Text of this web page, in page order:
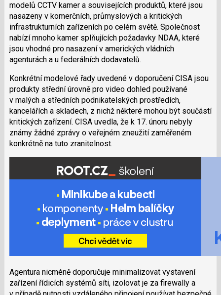
modelů CCTV kamer a souvisejících produktů, které jsou
nasazeny v komerčních, průmyslových a kritických
infrastrukturních zařízeních po celém světě. Společnost
nabízí mnoho kamer splňujících požadavky NDAA, které
jsou vhodné pro nasazení v amerických vládních
agenturách a u federálních dodavatelů.
Konkrétní modelové řady uvedené v doporučení CISA jsou
produkty střední úrovně pro video dohled používané
v malých a středních podnikatelských prostředích,
kancelářích a skladech, z nichž některé mohou být součástí
kritických zařízení. CISA uvedla, že k 17. únoru nebyly
známy žádné zprávy o veřejném zneužití zaměřeném
konkrétně na tuto zranitelnost.
Agentura nicméně doporučuje minimalizovat vystavení
zařízení řídicích systémů síti, izolovat je za firewally a